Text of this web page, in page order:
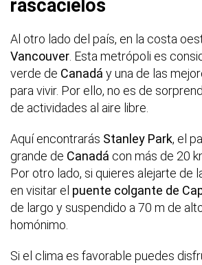
rascacielos
Al otro lado del país, en la costa
Vancouver. Esta metrópoli es
verde de Canadá y una de las
para vivir. Por ello, no es de
de actividades al aire libre.
Aquí encontrarás Stanley Park, el
grande de Canadá con más de 20
Por otro lado, si quieres alejarte de
en visitar el puente colgante de
de largo y suspendido a 70 m de
homónimo.
Si el clima es favorable puedes